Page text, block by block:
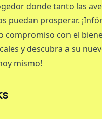
donde tanto las
puedan prosperar.
compromiso con el
y descubra a su
mismo!